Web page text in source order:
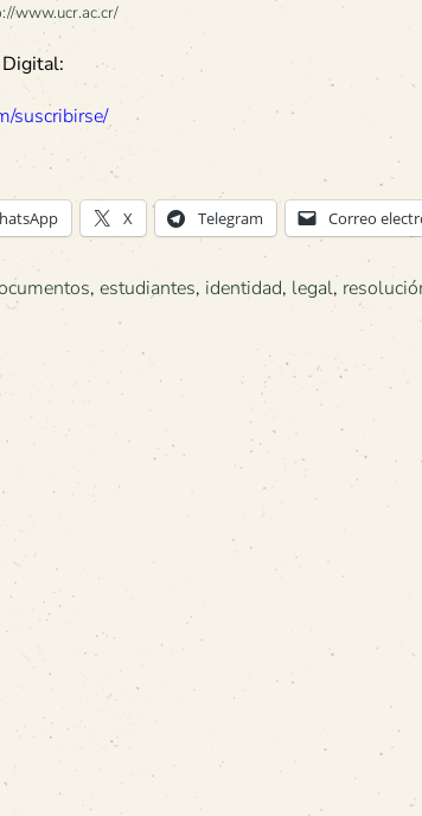
www.ucr.ac.cr/
Digital:
suscribirse/
X Telegram Correo
, estudiantes, identidad, legal,